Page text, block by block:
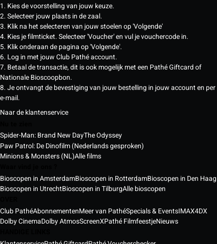
1. Kies de voorstelling van jouw keuze.
2. Selecteer jouw plaats in de zaal.
3. Klik na het selecteren van jouw stoelen op 'Volgende'
4. Kies je filmticket. Selecteer 'Voucher' en vul je vouchercode in.
5. Klik onderaan de pagina op 'Volgende'.
6. Log in met jouw Club Pathé account.
7. Betaal de transactie, dit is ook mogelijk met een Pathé Giftcard of
Nationale Bioscoopbon.
8. Je ontvangt de bevestiging van jouw bestelling in jouw account en per
e-mail.
Naar de klantenservice
Spider-Man: Brand New DayThe Odyssey
Paw Patrol: De Dinofilm (Nederlands gesproken)
Minions & Monsters (NL)Alle films
Bioscopen in AmsterdamBioscopen in RotterdamBioscopen in Den Haag
Bioscopen in UtrechtBioscopen in TilburgAlle bioscopen
Club PathéAbonnementenMeer van PathéSpecials & EventsIMAX4DX
Dolby CinemaDolby AtmosScreenXPathé FilmfeestjeNieuws